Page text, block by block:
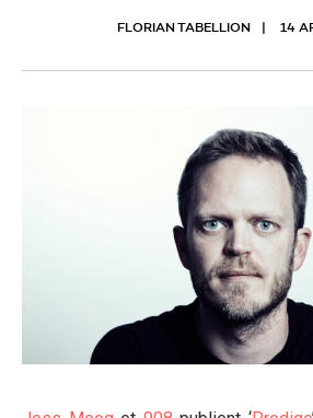
FLORIAN TABELLION 14